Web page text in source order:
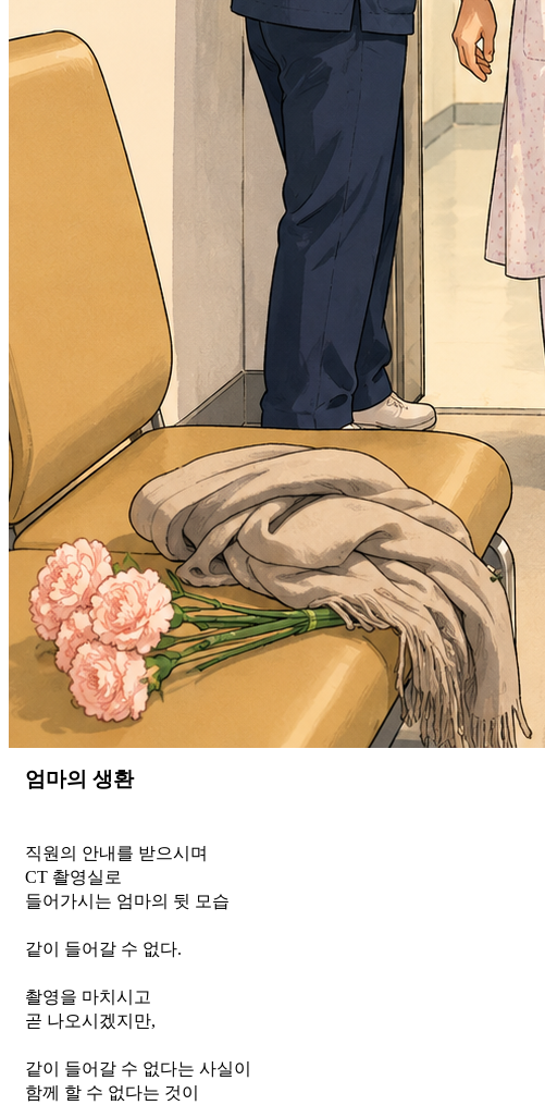
엄마의 생환
직원의 안내를 받으시며
CT 촬영실로
들어가시는 엄마의 뒷 모습
같이 들어갈 수 없다.
촬영을 마치시고
곧 나오시겠지만,
같이 들어갈 수 없다는 사실이
함께 할 수 없다는 것이